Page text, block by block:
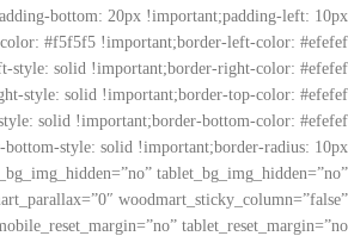
bottom: 20px !important;padding-left: 10px
#f5f5f5 !important;border-left-color: #efefef
style: solid !important;border-right-color: #efefef
style: solid !important;border-top-color: #efefef
solid !important;border-bottom-color: #efefef
bottom-style: solid !important;border-radius: 10px
tablet_bg_img_hidden=”no”
woodmart_sticky_column=”false”